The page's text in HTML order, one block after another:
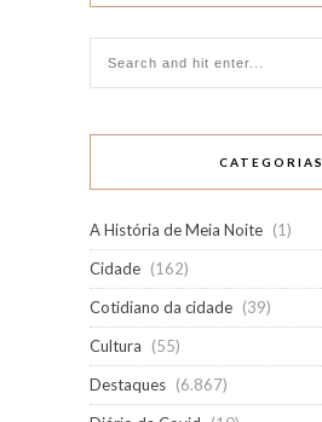
CATEGORIAS
A História de Meia Noite (1)
Cidade (162)
Cotidiano da cidade (39)
Cultura
(55)
Destaques (6.867)